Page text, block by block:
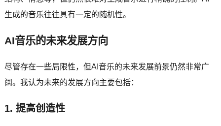
生成的音乐往往具有一定的随机性。
AI音乐的未来发展方向
尽管存在一些局限性，但AI音乐的未来发展前景仍然非常广
阔。我认为未来的发展方向主要包括：
1. 提高创造性